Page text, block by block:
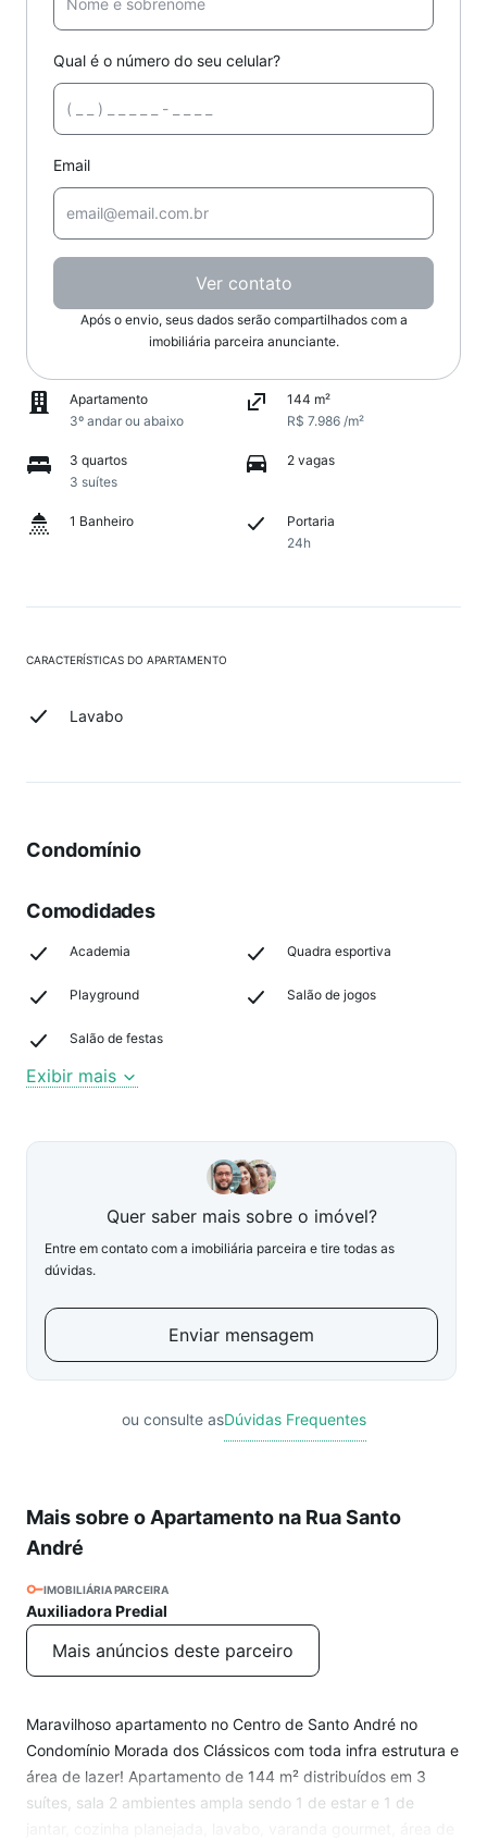
Qual é o número do seu celular?
Email
Ver contato
Após o envio, seus dados serão compartilhados com a
imobiliária parceira anunciante.
Apartamento
3º andar ou abaixo
144 m²
R$ 7.986 /m²
3 quartos
3 suítes
2 vagas
1 Banheiro
Portaria
24h
CARACTERÍSTICAS DO APARTAMENTO
Lavabo
Condomínio
Comodidades
Academia Quadra esportiva
Playground Salão de jogos
Salão de festas
Exibir mais
Quer saber mais sobre o imóvel?
Entre em contato com a imobiliária parceira e tire todas as
dúvidas.
Enviar mensagem
ou consulte asDúvidas Frequentes
Mais sobre o Apartamento na Rua Santo
André
IMOBILIÁRIA PARCEIRA
Auxiliadora Predial
Mais anúncios deste parceiro
Maravilhoso apartamento no Centro de Santo André no
Condomínio Morada dos Clássicos com toda infra estrutura e
área de lazer! Apartamento de 144 m² distribuídos em 3
suítes, sala 2 ambientes ampla sendo 1 de estar e 1 de